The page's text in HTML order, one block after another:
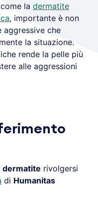
la dermatite
, importante è non
aggressive che
la situazione.
rende la pelle più
alle aggressioni
dermatite rivolgersi
di Humanitas